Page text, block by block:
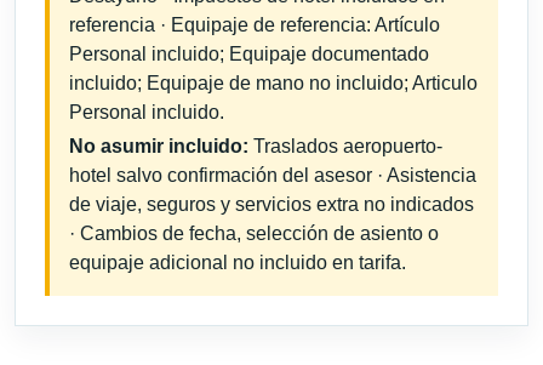
referencia · Equipaje de referencia: Artículo
Personal incluido; Equipaje documentado
incluido; Equipaje de mano no incluido; Articulo
Personal incluido.
No asumir incluido: Traslados aeropuerto-
hotel salvo confirmación del asesor · Asistencia
de viaje, seguros y servicios extra no indicados
· Cambios de fecha, selección de asiento o
equipaje adicional no incluido en tarifa.